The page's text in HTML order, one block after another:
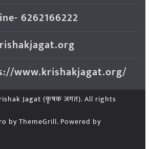
6262166222
www.krishakjagat.org/
Jagat (कृषक जगत). All rights
by ThemeGrill. Powered by